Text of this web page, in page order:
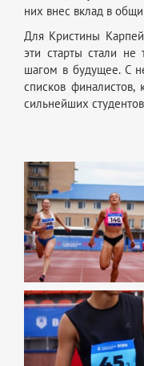
них внес вклад в
Для Кристины
эти старты стали
шагом в будущее. С
списков финалистов,
сильнейших